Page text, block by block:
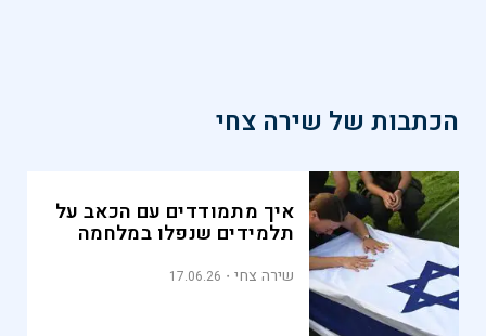
הכתבות של שירה צחי
איך מתמודדים עם הכאב על
תלמידים שנפלו במלחמה
שירה צחי 17.06.26